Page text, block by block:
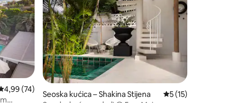
ocjena: 4,99/5, recenzija: 74
4,99 (74)
Seoska kućica – Shakina Stijena Prosječna ocjena:
5 (15)